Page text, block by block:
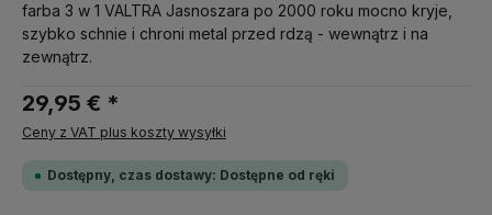
farba 3 w 1 VALTRA Jasnoszara po 2000 roku mocno kryje,
szybko schnie i chroni metal przed rdzą - wewnątrz i na
zewnątrz.
29,95 € *
Ceny z VAT plus koszty wysyłki
Dostępny, czas dostawy: Dostępne od ręki